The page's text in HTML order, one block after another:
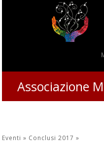
Associazione
Eventi » Conclusi 2017»